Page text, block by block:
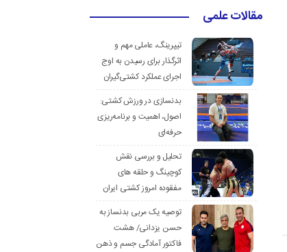
مقالات علمی
تیپرینگ، عاملی مهم و
اثرگذار برای رسیدن به اوج
اجرای عملکرد کشتی‌گیران
بدنسازی در ورزش کشتی:
اصول، اهمیت و برنامه‌ریزی
حرفه‌ای
تحلیل و بررسی نقش
کوچینگ و حلقه های
مفقوده امروز کشتی ایران
توصیه یک مربی بدنساز به
حسن یزدانی/ هشت
فاکتور آمادگی جسم و ذهن